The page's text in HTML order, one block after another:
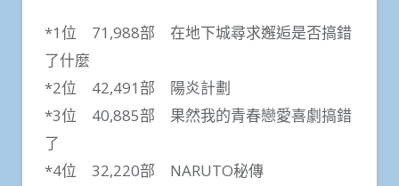
*1位 71,988部 在地下城尋求邂逅是否搞錯
了什麼
*2位 42,491部 陽炎計劃
*3位 40,885部 果然我的青春戀愛喜劇搞錯
了
*4位 32,220部 NARUTO秘傳